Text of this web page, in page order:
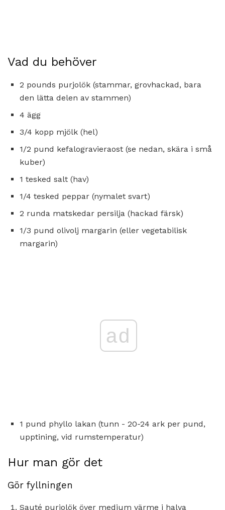
Vad du behöver
2 pounds purjolök (stammar, grovhackad, bara
den lätta delen av stammen)
4 ägg
3/4 kopp mjölk (hel)
1/2 pund kefalogravieraost (se nedan, skära i små
kuber)
1 tesked salt (hav)
1/4 tesked peppar (nymalet svart)
2 runda matskedar persilja (hackad färsk)
1/3 pund olivolj margarin (eller vegetabilisk
margarin)
ad
1 pund phyllo lakan (tunn - 20-24 ark per pund,
upptining, vid rumstemperatur)
Hur man gör det
Gör fyllningen
Sauté purjolök över medium värme i halva